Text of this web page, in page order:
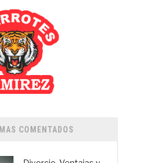
MAS COMENTADOS